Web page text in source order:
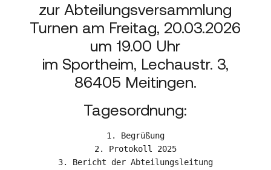
zur Abteilungsversammlung
Turnen am Freitag, 20.03.2026
um 19.00 Uhr
im Sportheim, Lechaustr. 3,
86405 Meitingen.
Tagesordnung:
1. Begrüßung
2. Protokoll 2025
3. Bericht der Abteilungsleitung